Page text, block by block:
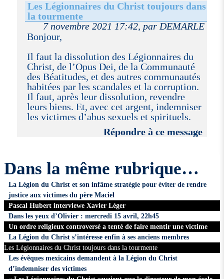
Les Légionnaires du Christ toujours dans
la tourmente
7 novembre 2021 17:42, par DEMARLE
Bonjour,
Il faut la dissolution des Légionnaires du
Christ, de l’Opus Dei, de la Communauté
des Béatitudes, et des autres communautés
habitées par les scandales et la corruption.
Il faut, après leur dissolution, revendre
leurs biens. Et, avec cet argent, indemniser
les victimes d’abus sexuels et spirituels.
Répondre à ce message
Dans la même rubrique…
La Légion du Christ et son infâme stratégie pour éviter de rendre
justice aux victimes du père Maciel
Pascal Hubert interviewe Xavier Léger
Dans les yeux d’Olivier : mercredi 15 avril, 22h45
Un ordre religieux controversé a tenté de faire mentir une victime
La Légion du Christ s’intéresse enfin à ses anciens membres
Les Légionnaires du Christ toujours dans la tourmente
Les évêques mexicains demandent à la Légion du Christ
d’indemniser des victimes